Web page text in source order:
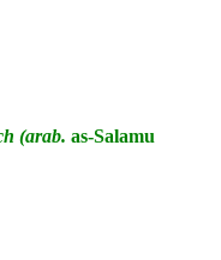
(arab. as-Salamu